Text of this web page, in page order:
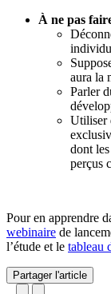
À ne pas
aura la
Parler
Utiliser
dont
perçus
Pour en apprendre
webinaire de
l’étude et le tableau
Partager l'article